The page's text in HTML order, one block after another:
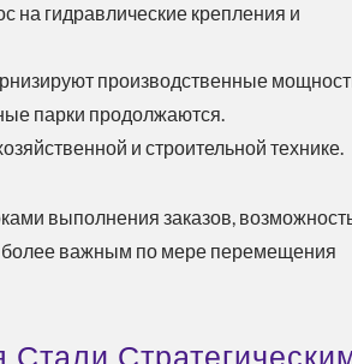
на гидравлические крепления и
производственные
парки продолжаются.
и строительной технике.
выполнения заказов,
более важным по мере перемещения